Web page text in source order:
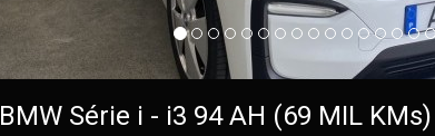
BMW Série i - i3 94 AH (69 MIL